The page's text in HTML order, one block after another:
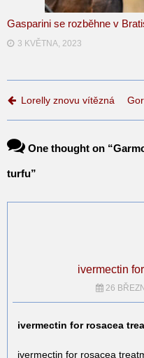
Gasparini se rozběhne v
3 KVĚTNA, 2023
Post
Lorelly znovu vítězná
One thought on “
turfu”
ivermectin
26
ivermectin for rosacea
ivermectin for rosacea